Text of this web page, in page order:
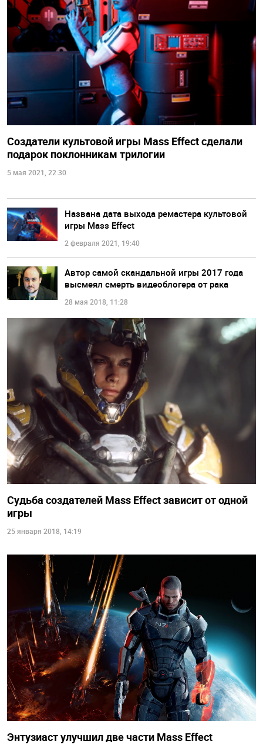
Создатели культовой игры Mass Effect сделали
подарок поклонникам трилогии
5 мая 2021, 22:30
Названа дата выхода ремастера культовой
игры Mass Effect
2 февраля 2021, 19:40
Автор самой скандальной игры 2017 года
высмеял смерть видеоблогера от рака
28 мая 2018, 11:28
Судьба создателей Mass Effect зависит от одной
игры
25 января 2018, 14:19
Энтузиаст улучшил две части Mass Effect